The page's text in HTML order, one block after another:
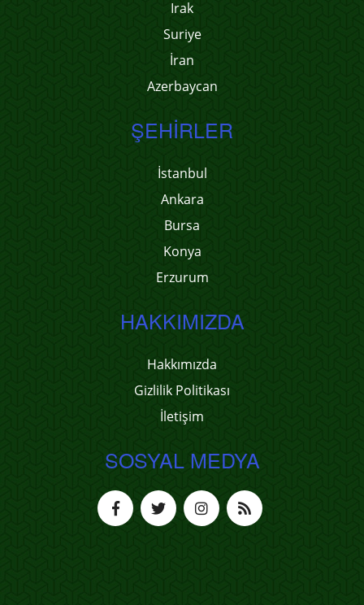
Irak
Suriye
İran
Azerbaycan
ŞEHIRLER
İstanbul
Ankara
Bursa
Konya
Erzurum
HAKKIMIZDA
Hakkımızda
Gizlilik Politikası
İletişim
SOSYAL MEDYA